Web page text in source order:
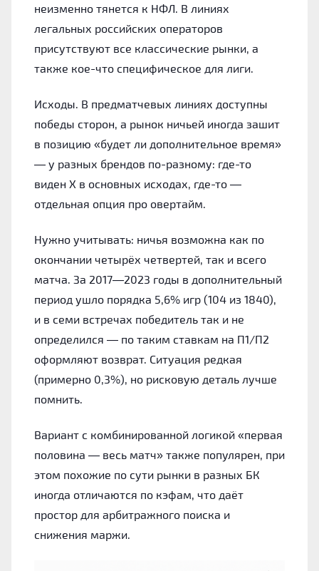
неизменно тянется к НФЛ. В линиях
легальных российских операторов
присутствуют все классические рынки, а
также кое-что специфическое для лиги.
Исходы. В предматчевых линиях доступны
победы сторон, а рынок ничьей иногда зашит
в позицию «будет ли дополнительное время»
— у разных брендов по-разному: где-то
виден Х в основных исходах, где-то —
отдельная опция про овертайм.
Нужно учитывать: ничья возможна как по
окончании четырёх четвертей, так и всего
матча. За 2017—2023 годы в дополнительный
период ушло порядка 5,6% игр (104 из 1840),
и в семи встречах победитель так и не
определился — по таким ставкам на П1/П2
оформляют возврат. Ситуация редкая
(примерно 0,3%), но рисковую деталь лучше
помнить.
Вариант с комбинированной логикой «первая
половина — весь матч» также популярен, при
этом похожие по сути рынки в разных БК
иногда отличаются по кэфам, что даёт
простор для арбитражного поиска и
снижения маржи.